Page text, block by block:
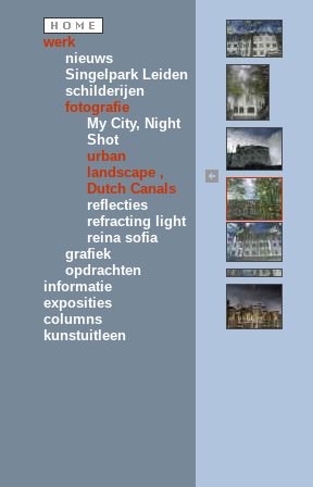
werk
nieuws
Singelpark Leiden
schilderijen
fotografie
My City, Night
Shot
urban
landscape ,
Dutch Canals
reflecties
refracting light
reina sofia
grafiek
opdrachten
informatie
exposities
columns
kunstuitleen